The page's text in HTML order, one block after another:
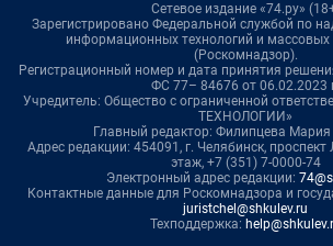
Сетевое издание «74.ру»
Зарегистрировано Федеральной службой по
информационных технологий и
(Роскомнадзор).
Регистрационный номер и дата принятия
ФС 77– 84676 от 06.02.2023
Учредитель: Общество с ограниченной
ТЕХНОЛОГИИ»
Главный редактор: Филипцева Мария
Адрес редакции: 454091, г. Челябинск, проспект
этаж, +7 (351) 7-0000-74
Электронный адрес редакции:
Контактные данные для Роскомнадзора и
juristchel@shkulev.ru
Техподдержка: